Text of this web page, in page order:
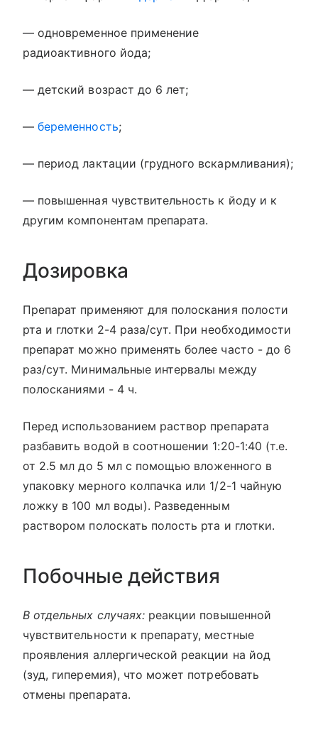
— одновременное применение
радиоактивного йода;
— детский возраст до 6 лет;
—беременность;
— период лактации (грудного вскармливания);
— повышенная чувствительность к йоду и к
другим компонентам препарата.
Дозировка
Препарат применяют для полоскания полости
рта и глотки 2-4 раза/сут. При необходимости
препарат можно применять более часто - до 6
раз/сут. Минимальные интервалы между
полосканиями - 4 ч.
Перед использованием раствор препарата
разбавить водой в соотношении 1:20-1:40 (т.е.
от 2.5 мл до 5 мл с помощью вложенного в
упаковку мерного колпачка или 1/2-1 чайную
ложку в 100 мл воды). Разведенным
раствором полоскать полость рта и глотки.
Побочные действия
В отдельных случаях:реакции повышенной
чувствительности к препарату, местные
проявления аллергической реакции на йод
(зуд, гиперемия), что может потребовать
отмены препарата.